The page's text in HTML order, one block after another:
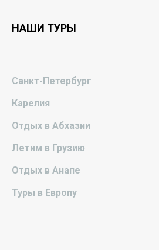
НАШИ ТУРЫ
Санкт-Петербург
Карелия
Отдых в Абхазии
Летим в Грузию
Отдых в Анапе
Туры в Европу